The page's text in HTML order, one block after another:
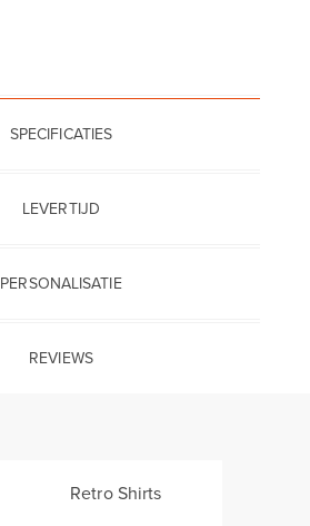
SPECIFICATIES
LEVERTIJD
PERSONALISATIE
REVIEWS
Retro Shirts